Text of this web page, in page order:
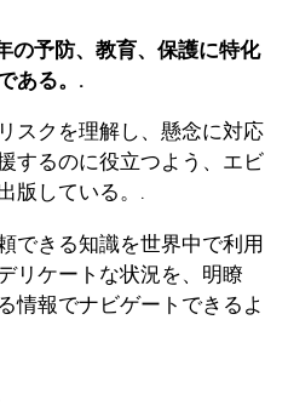
の予防、教育、保護に特化
ある。.
スクを理解し、懸念に対応
するのに役立つよう、エビ
版している。.
できる知識を世界中で利用
リケートな状況を、明瞭
情報でナビゲートできるよ